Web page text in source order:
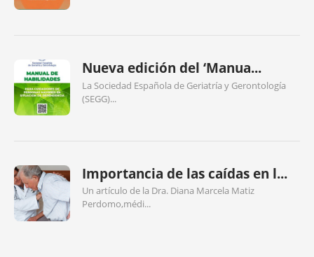
Nueva edición del ‘Manua...
La Sociedad Española de Geriatría y Gerontología
(SEGG)...
Importancia de las caídas en l...
Un artículo de la Dra. Diana Marcela Matiz
Perdomo,médi...